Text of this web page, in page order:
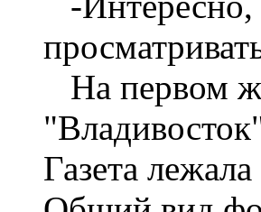
На первом
Газета